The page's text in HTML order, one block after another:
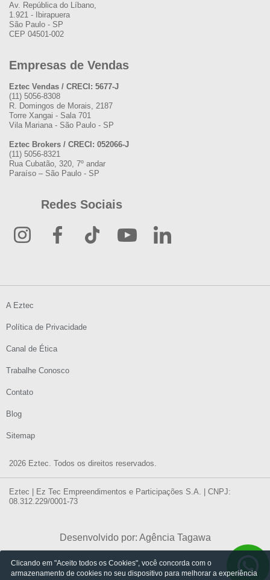
Av. República do Líbano,
1.921 - Ibirapuera
São Paulo - SP
CEP 04501-002
Empresas de Vendas
Eztec Vendas / CRECI: 5677-J
(11) 5056-8308
R. Domingos de Morais, 2187
Torre Xangai - Sala 701
Vila Mariana - São Paulo - SP
Eztec Brokers / CRECI: 052066-J
(11) 5056-8321
Rua Cubatão, 320, 7º andar
Paraíso – São Paulo - SP
Redes Sociais
2026 Eztec. Todos os direitos reservados.
A Eztec
Política de Privacidade
Canal de Ética
Trabalhe Conosco
Contato
Blog
Sitemap
Eztec | Ez Tec Empreendimentos e Participações S.A. | CNPJ:
08.312.229/0001-73
Desenvolvido por: Agência Tagawa
Clicando em "Aceito todos os Cookies", você concorda com o
armazenamento de cookies no seu dispositivo para melhorar a experiência